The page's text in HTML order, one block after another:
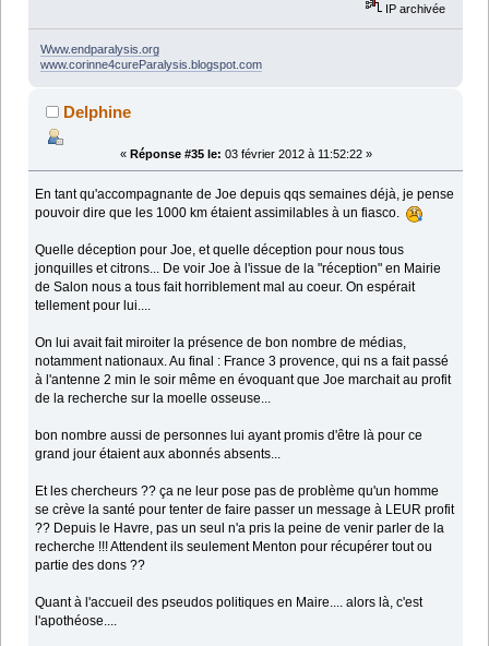
IP archivée
Www.endparalysis.org
www.corinne4cureParalysis.blogspot.com
Delphine
« Réponse #35 le: 03 février 2012 à 11:52:22 »
En tant qu'accompagnante de Joe depuis qqs semaines déjà, je pense
pouvoir dire que les 1000 km étaient assimilables à un fiasco.
Quelle déception pour Joe, et quelle déception pour nous tous
jonquilles et citrons... De voir Joe à l'issue de la "réception" en Mairie
de Salon nous a tous fait horriblement mal au coeur. On espérait
tellement pour lui....
On lui avait fait miroiter la présence de bon nombre de médias,
notamment nationaux. Au final : France 3 provence, qui ns a fait passé
à l'antenne 2 min le soir même en évoquant que Joe marchait au profit
de la recherche sur la moelle osseuse...
bon nombre aussi de personnes lui ayant promis d'être là pour ce
grand jour étaient aux abonnés absents...
Et les chercheurs ?? ça ne leur pose pas de problème qu'un homme
se crève la santé pour tenter de faire passer un message à LEUR profit
?? Depuis le Havre, pas un seul n'a pris la peine de venir parler de la
recherche !!! Attendent ils seulement Menton pour récupérer tout ou
partie des dons ??
Quant à l'accueil des pseudos politiques en Maire.... alors là, c'est
l'apothéose....